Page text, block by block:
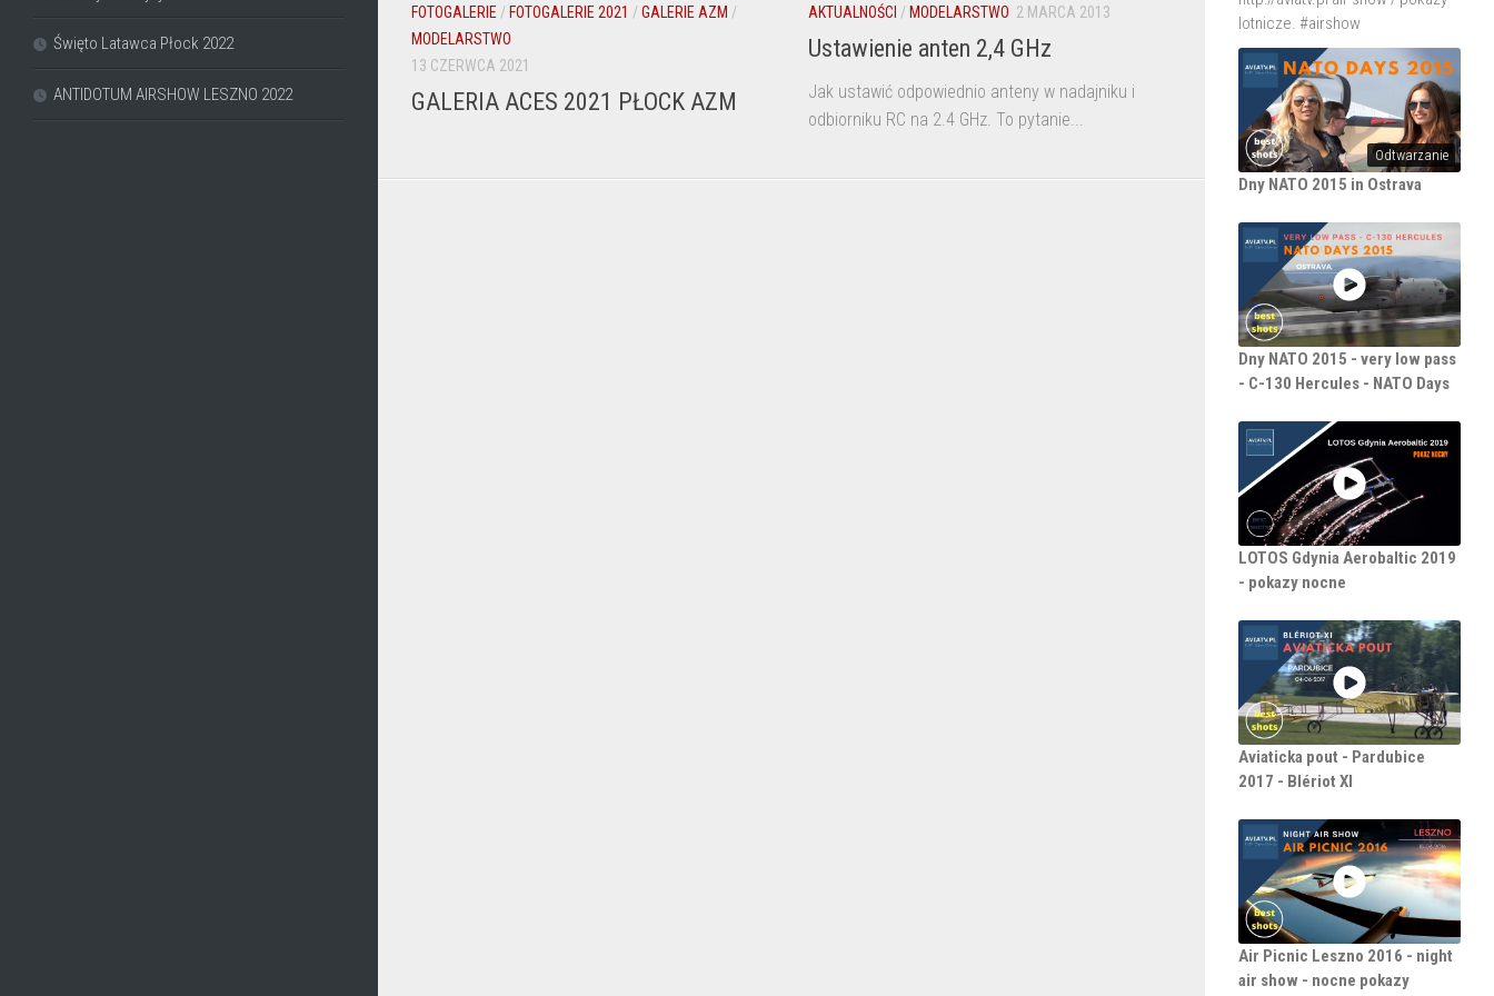
–
ANGLIĘ
FOTOGALERIE / FOTOGALERIE 2021 /GALERIE AZM /
MODELARSTWO
13 CZERWCA 2021
GALERIA ACES 2021 PŁOCK AZM
AKTUALNOŚCI / MODELARSTWO 2 MARCA 2013
Ustawienie anten 2,4 GHz
Jak ustawić odpowiednio anteny w nadajniku i
odbiorniku RC na 2.4 GHz. To pytanie...
Święto Latawca Płock 2022
ANTIDOTUM AIRSHOW LESZNO 2022
lotnicze. #airshow
Odtwarzanie
Dny NATO 2015 in Ostrava
Dny NATO 2015 - very low pass
- C-130 Hercules - NATO Days
LOTOS Gdynia Aerobaltic 2019
- pokazy nocne
Aviaticka pout - Pardubice
2017 - Blériot XI
Air Picnic Leszno 2016 - night
air show - nocne pokazy